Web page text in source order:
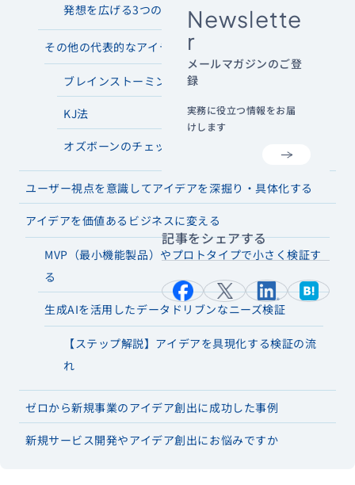
発想を広げる3つの手法の特徴
その他の代表的なアイデア創出フレームワーク3選
ブレインストーミング
KJ法
オズボーンのチェックリスト
ユーザー視点を意識してアイデアを深掘り・具体化する
アイデアを価値あるビジネスに変える
MVP（最小機能製品）やプロトタイプで小さく検証す
る
生成AIを活用したデータドリブンなニーズ検証
【ステップ解説】アイデアを具現化する検証の流
れ
ゼロから新規事業のアイデア創出に成功した事例
新規サービス開発やアイデア創出にお悩みですか
Newslette
r
メールマガジンのご登
録
実務に役立つ情報をお届
けします
記事をシェアする